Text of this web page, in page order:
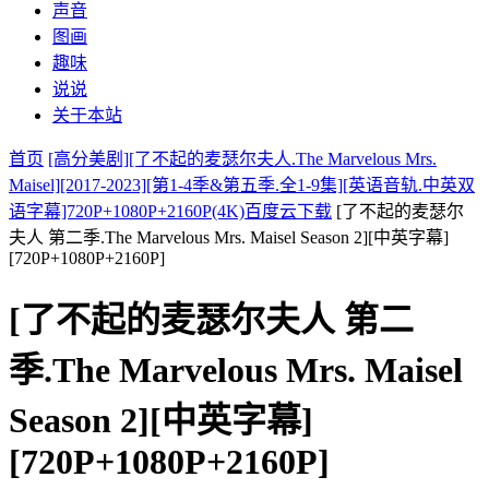
声音
图画
趣味
说说
关于本站
首页 [高分美剧][了不起的麦瑟尔夫人.The Marvelous Mrs.
Maisel][2017-2023][第1-4季&第五季.全1-9集][英语音轨.中英双
语字幕]720P+1080P+2160P(4K)百度云下载 [了不起的麦瑟尔
夫人 第二季.The Marvelous Mrs. Maisel Season 2][中英字幕]
[720P+1080P+2160P]
[了不起的麦瑟尔夫人 第二
季.The Marvelous Mrs. Maisel
Season 2][中英字幕]
[720P+1080P+2160P]